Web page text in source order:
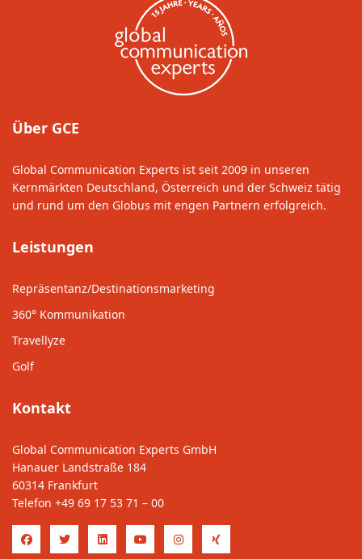
Über GCE
Global Communication Experts ist seit 2009 in unseren
Kernmärkten Deutschland, Österreich und der Schweiz tätig
und rund um den Globus mit engen Partnern erfolgreich.
Leistungen
Repräsentanz/Destinationsmarketing
360° Kommunikation
Travellyze
Golf
Kontakt
Global Communication Experts GmbH
Hanauer Landstraße 184
60314 Frankfurt
Telefon +49 69 17 53 71 – 00